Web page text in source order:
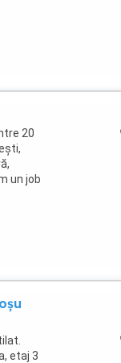
20
un job
etaj 3